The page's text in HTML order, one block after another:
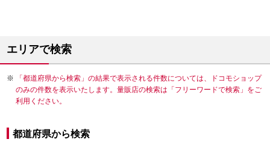
エリアで検索
「都道府県から検索」の結果で表示される件数については、ドコモショップ
のみの件数を表示いたします。量販店の検索は「フリーワードで検索」をご
利用ください。
都道府県から検索